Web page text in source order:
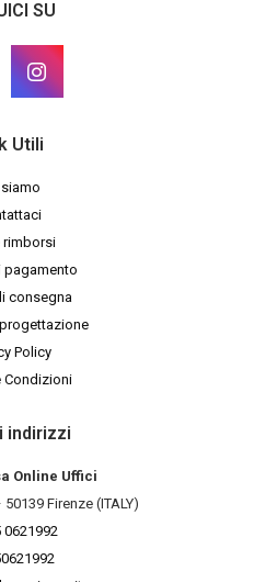
SU
Utili
rimborsi
pagamento
consegna
Policy
Condizioni
indirizzi
Online Uffici
Firenze (ITALY)